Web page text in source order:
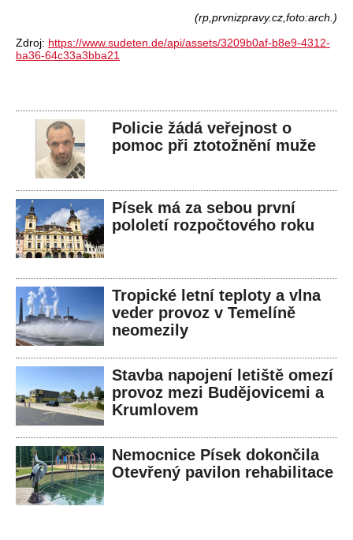
(rp,prvnizpravy.cz,foto:arch.)
Zdroj: https://www.sudeten.de/api/assets/3209b0af-b8e9-4312-
ba36-64c33a3bba21
Policie žádá veřejnost o
pomoc při ztotožnění muže
Písek má za sebou první
pololetí rozpočtového roku
Tropické letní teploty a vlna
veder provoz v Temelíně
neomezily
Stavba napojení letiště omezí
provoz mezi Budějovicemi a
Krumlovem
Nemocnice Písek dokončila
Otevřený pavilon rehabilitace